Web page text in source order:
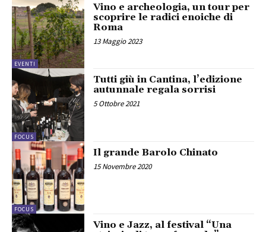
EVENTI
Vino e archeologia, un tour per
scoprire le radici enoiche di
Roma
13 Maggio 2023
FOCUS
Tutti giù in Cantina, l’edizione
autunnale regala sorrisi
5 Ottobre 2021
FOCUS
Il grande Barolo Chinato
15 Novembre 2020
Vino e Jazz, al festival “Una